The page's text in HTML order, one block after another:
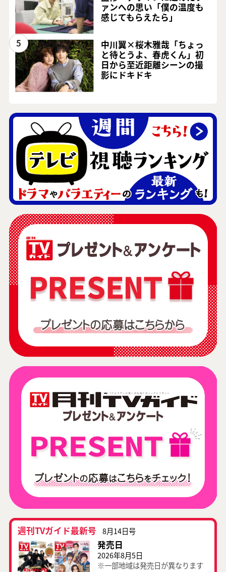
ァンへの思い「僕の温度も
感じてもらえたら」
5
中川翼×桜木雅哉「ちょっ
と待とうよ、春虎くん」初
日から至近距離シーンの撮
影にドキドキ
週刊TVガイド最新号 8月14日号
発売日
2026年8月5日
※一部地域は発売日が異なります